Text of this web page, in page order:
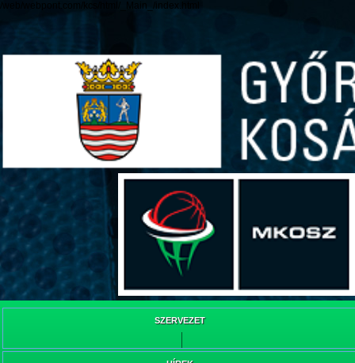
/web/webpont.com/kcs/html/_Main_/index.html
SZERVEZET